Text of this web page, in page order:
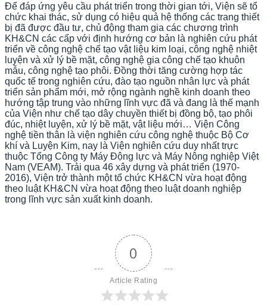
Để đáp ứng yêu cầu phát triển trong thời gian tới, Viện sẽ tổ
chức khai thác, sử dụng có hiệu quả hệ thống các trang thiết
bị đã được đầu tư, chủ động tham gia các chương trình
KH&CN các cấp với định hướng cơ bản là nghiên cứu phát
triển về công nghệ chế tạo vật liệu kim loại, công nghệ nhiệt
luyện và xử lý bề mặt, công nghệ gia công chế tạo khuôn
mẫu, công nghệ tạo phôi. Đồng thời tăng cường hợp tác
quốc tế trong nghiên cứu, đào tạo nguồn nhân lực và phát
triển sản phẩm mới, mở rộng ngành nghề kinh doanh theo
hướng tập trung vào những lĩnh vực đã và đang là thế mạnh
của Viện như chế tạo dây chuyền thiết bị đồng bộ, tạo phôi
đúc, nhiệt luyện, xử lý bề mặt, vật liệu mới… Viện Công
nghệ tiền thân là viện nghiên cứu công nghệ thuộc Bộ Cơ
khí và Luyện Kim, nay là Viện nghiên cứu duy nhất trực
thuộc Tổng Công ty Máy Động lực và Máy Nông nghiệp Việt
Nam (VEAM). Trải qua 46 xây dựng và phát triển (1970-
2016), Viện trở thành một tổ chức KH&CN vừa hoạt động
theo luật KH&CN vừa hoạt động theo luật doanh nghiệp
trong lĩnh vực sản xuất kinh doanh.
0
Article Rating